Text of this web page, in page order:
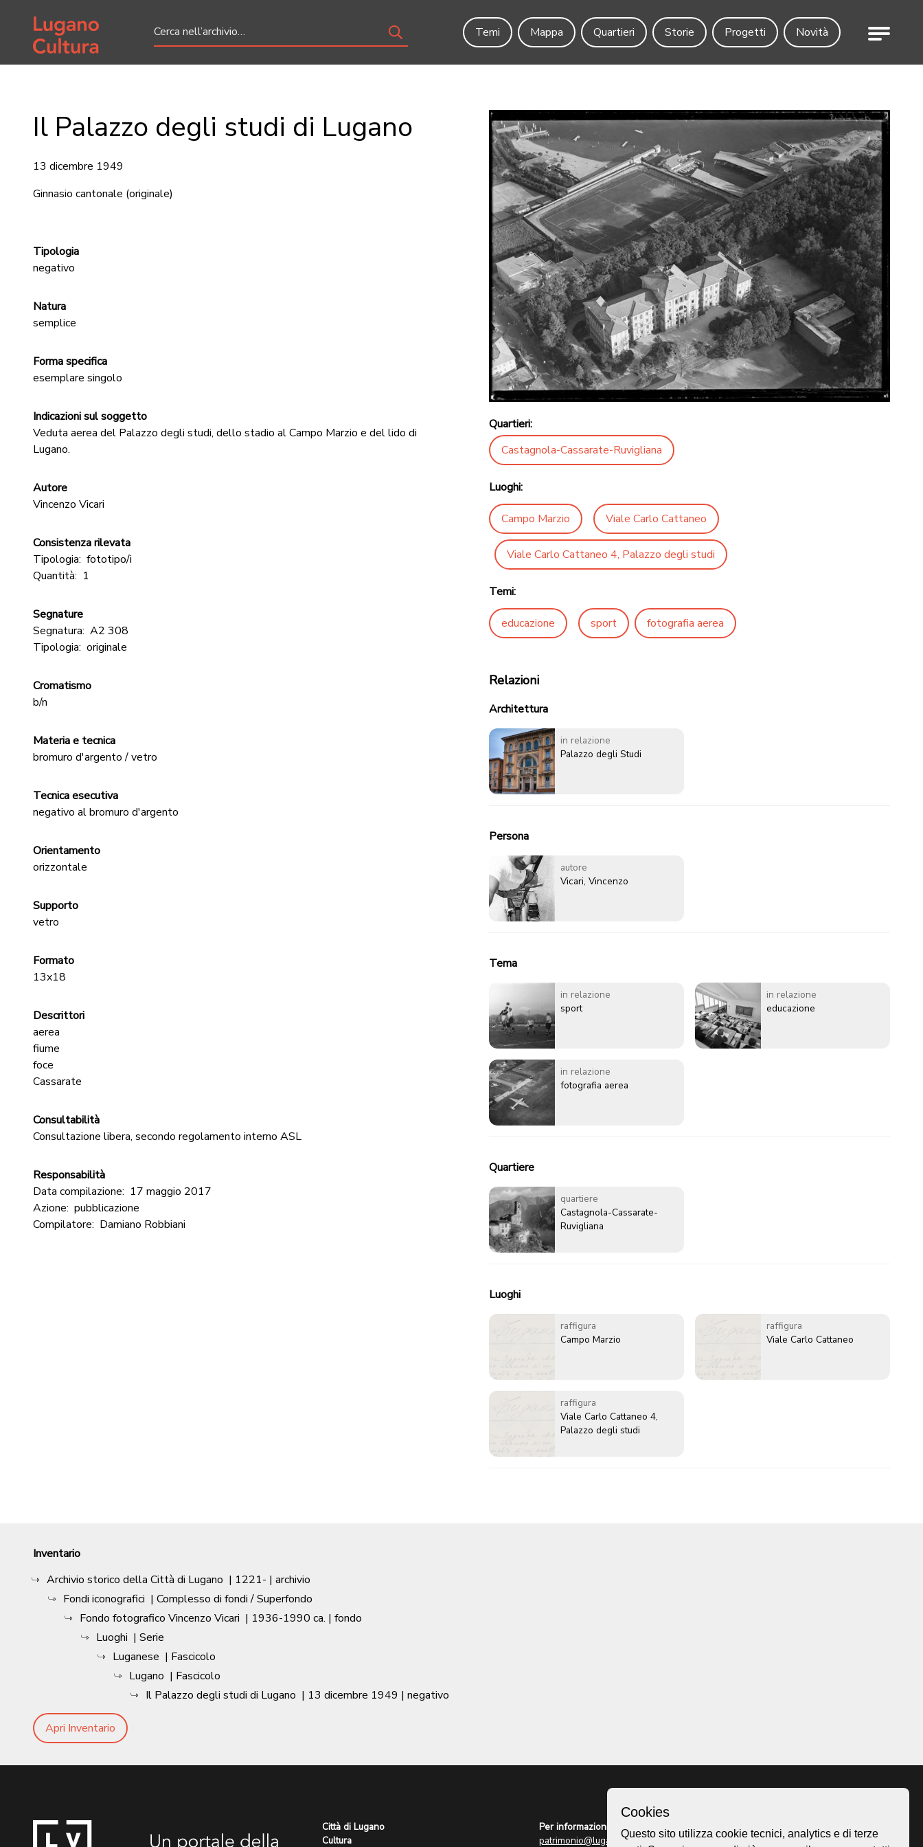
Home page
Temi
Mappa Quartieri Storie Progetti Novità Menu
Il Palazzo degli studi di Lugano
13 dicembre 1949
Ginnasio cantonale (originale)
Tipologia
negativo
Natura
semplice
Forma specifica
esemplare singolo
Indicazioni sul soggetto
Veduta aerea del Palazzo degli studi, dello stadio al Campo Marzio e del lido di
Lugano.
Autore
Vincenzo Vicari
Consistenza rilevata
Tipologia: fototipo/i
Quantità: 1
Segnature
Segnatura: A2 308
Tipologia: originale
Cromatismo
b/n
Materia e tecnica
bromuro d'argento / vetro
Tecnica esecutiva
negativo al bromuro d'argento
Orientamento
orizzontale
Supporto
vetro
Formato
13x18
Descrittori
aerea
fiume
foce
Cassarate
Consultabilità
Consultazione libera, secondo regolamento interno ASL
Responsabilità
Data compilazione: 17 maggio 2017
Azione: pubblicazione
Compilatore: Damiano Robbiani
Quartieri:
Castagnola-Cassarate-Ruvigliana
Luoghi:
Campo Marzio Viale Carlo Cattaneo
Viale Carlo Cattaneo 4, Palazzo degli studi
Temi:
educazione sport fotografia aerea
Relazioni
Architettura
in relazione
Palazzo degli Studi
Persona
autore
Vicari, Vincenzo
Tema
in relazione
sport
in relazione
educazione
in relazione
fotografia aerea
Quartiere
quartiere
Castagnola-Cassarate-
Ruvigliana
Luoghi
raffigura
Campo Marzio
raffigura
Viale Carlo Cattaneo
raffigura
Viale Carlo Cattaneo 4,
Palazzo degli studi
Inventario
Archivio storico della Città di Lugano | 1221- | archivio
Fondi iconografici | Complesso di fondi / Superfondo
Fondo fotografico Vincenzo Vicari | 1936-1990 ca. | fondo
Luoghi | Serie
Luganese | Fascicolo
Lugano | Fascicolo
Il Palazzo degli studi di Lugano | 13 dicembre 1949 | negativo
Apri Inventario
Città di Lugano
Cultura
Per informazioni:
patrimonio@lugano.ch
Homepage
Cookies
Questo sito utilizza cookie tecnici, analytics e di terze